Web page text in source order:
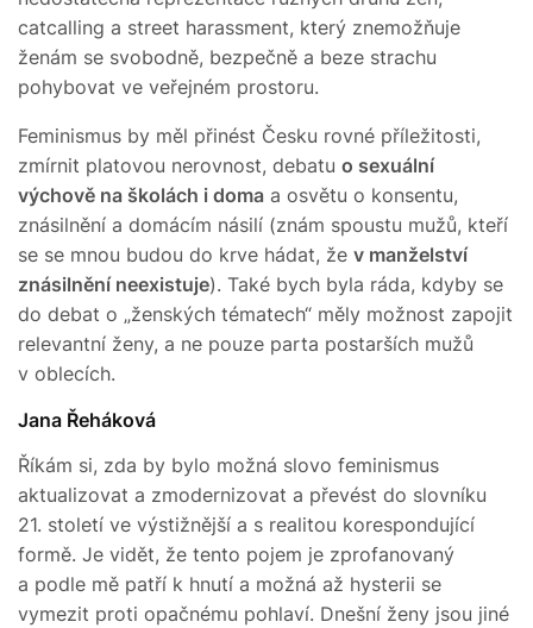
catcalling a street harassment, který znemožňuje
ženám se svobodně, bezpečně a beze strachu
pohybovat ve veřejném prostoru.
Feminismus by měl přinést Česku rovné příležitosti,
zmírnit platovou nerovnost, debatu o sexuální
výchově na školách i doma a osvětu o konsentu,
znásilnění a domácím násilí (znám spoustu mužů, kteří
se se mnou budou do krve hádat, že v manželství
znásilnění neexistuje). Také bych byla ráda, kdyby se
do debat o „ženských tématech“ měly možnost zapojit
relevantní ženy, a ne pouze parta postarších mužů
v oblecích.
Jana Řeháková
Říkám si, zda by bylo možná slovo feminismus
aktualizovat a zmodernizovat a převést do slovníku
21. století ve výstižnější a s realitou korespondující
formě. Je vidět, že tento pojem je zprofanovaný
a podle mě patří k hnutí a možná až hysterii se
vymezit proti opačnému pohlaví. Dnešní ženy jsou jiné